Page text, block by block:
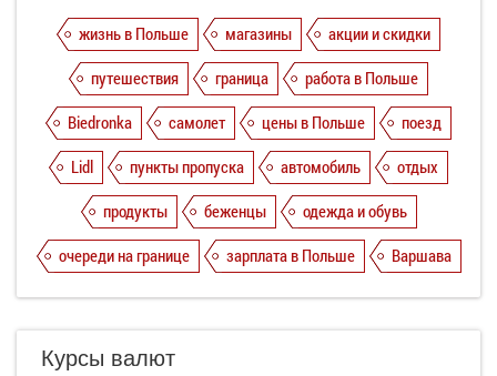
жизнь в Польше магазины
акции и скидки
путешествия
граница
работа в Польше
Biedronka
самолет цены в Польше
поезд
Lidl
пункты пропуска автомобиль
отдых
продукты
беженцы
одежда и обувь
очереди на границе
зарплата в Польше Варшава
Курсы валют